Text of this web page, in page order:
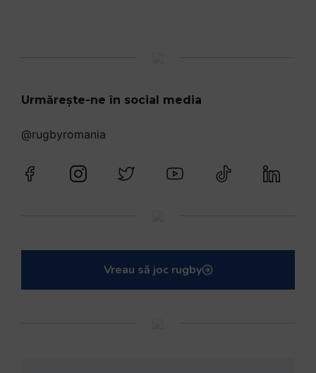
Urmărește-ne în social media
@rugbyromania
Vreau să joc rugby